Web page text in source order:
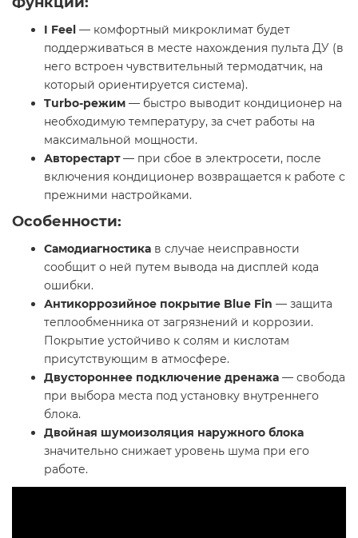
I Feel — комфортный микроклимат будет
поддерживаться в месте нахождения пульта ДУ (в
него встроен чувствительный термодатчик, на
который ориентируется система).
Turbo-режим — быстро выводит кондиционер на
необходимую температуру, за счет работы на
максимальной мощности.
Авторестарт— при сбое в электросети, после
включения кондиционер возвращается к работе с
прежними настройками.
Особенности:
Самодиагностика в случае неисправности
сообщит о ней путем вывода на дисплей кода
ошибки.
Антикоррозийное покрытие Blue Fin — защита
теплообменника от загрязнений и коррозии.
Покрытие устойчиво к солям и кислотам
присутствующим в атмосфере.
Двустороннее подключение дренажа — свобода
при выбора места под установку внутреннего
блока.
Двойная шумоизоляция наружного блока
значительно снижает уровень шума при его
работе.